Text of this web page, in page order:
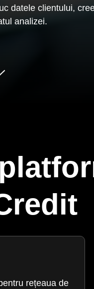
datele clientului,
analizei.
rețeaua de